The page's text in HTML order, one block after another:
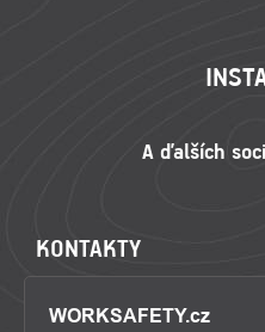
KONTAKTY
WORKSAFETY.cz